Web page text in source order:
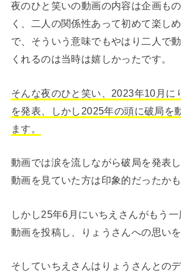
夜のひと笑いの動画の内容は企画も
く、二人の関係性あって初めて楽し
で、そういう意味でもやはり二人で
くれるのは当時は嬉しかったです。
そんな夜のひと笑い、2023年10月に
を発表、しかし2025年の頭に破局を
ます。
動画では涙を流しながら破局を発表
動画を見ていた方は印象的だったかも
しかし25年6月にいちえさんがもう
動画を投稿し、りょうさんへの思い
そしていちえさんはりょうさんとの